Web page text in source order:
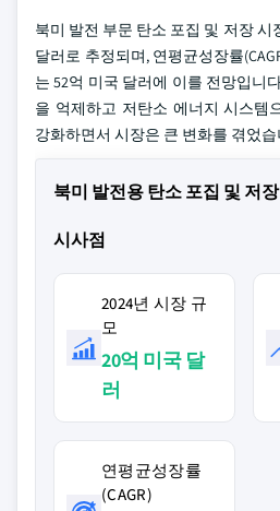
북미 발전 부문 탄소 포집 및 저장 시
달러로 추정되며, 연평균성장률
는 52억 미국 달러에 이를 전망입니
을 억제하고 저탄소 에너지 시스템
강화하면서 시장은 큰 변화를 겪었
북미 발전용 탄소 포집 및 저
시사점
2024년 시장 규
모
20억 미국 달
러
연평균성장률
(CAGR)